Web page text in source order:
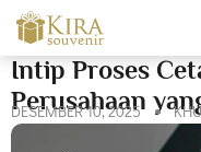
Intip Proses
Perusahaan
DESEMBER 10, 2025